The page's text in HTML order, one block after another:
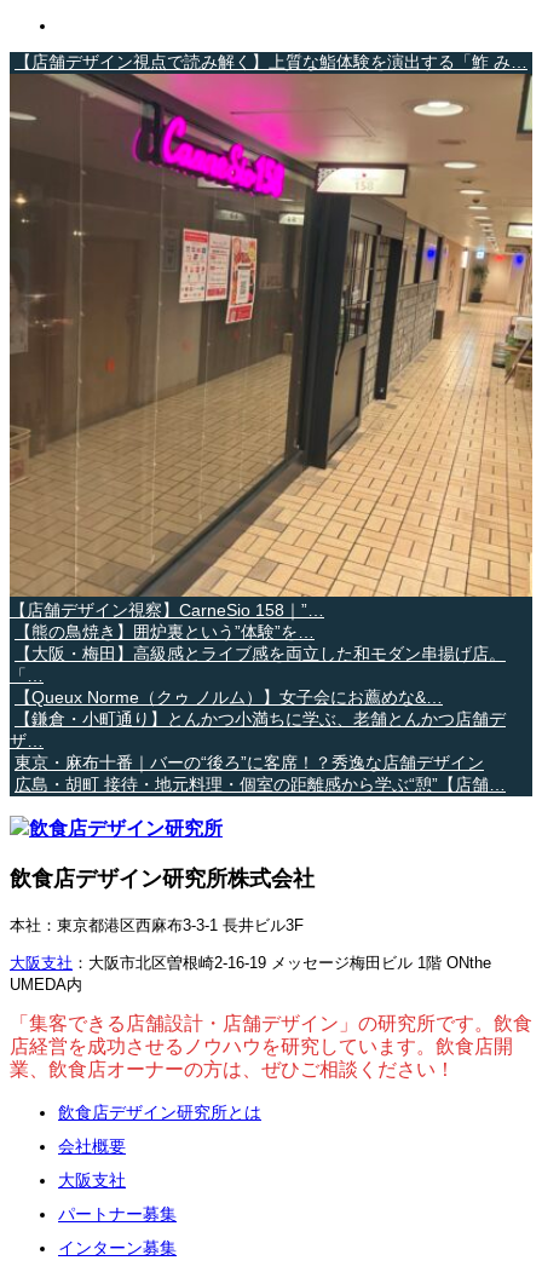
【店舗デザイン視点で読み解く】上質な鮨体験を演出する「鮓 み…
【店舗デザイン視察】CarneSio 158｜”…
【熊の鳥焼き】囲炉裏という”体験”を…
【大阪・梅田】高級感とライブ感を両立した和モダン串揚げ店。
「…
【Queux Norme（クゥ ノルム）】女子会にお薦めな&…
【鎌倉・小町通り】とんかつ小満ちに学ぶ、老舗とんかつ店舗デ
ザ…
東京・麻布十番｜バーの“後ろ”に客席！？秀逸な店舗デザイン
広島・胡町 接待・地元料理・個室の距離感から学ぶ“憩”【店舗…
飲食店デザイン研究所株式会社
本社：東京都港区西麻布3-3-1 長井ビル3F
大阪支社 ：大阪市北区曽根崎2-16-19 メッセージ梅田ビル 1階 ONthe
UMEDA内
「集客できる店舗設計・店舗デザイン」の研究所です。飲食
店経営を成功させるノウハウを研究しています。飲食店開
業、飲食店オーナーの方は、ぜひご相談ください！
飲食店デザイン研究所とは
会社概要
大阪支社
パートナー募集
インターン募集